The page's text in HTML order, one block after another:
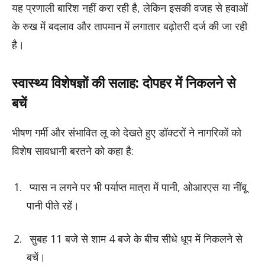
यह प्रणाली बारिश नहीं करा रही है, लेकिन इसकी वजह से हवाओं
के रुख में बदलाव और तापमान में लगातार बढ़ोतरी दर्ज की जा रही
है।
स्वास्थ्य विशेषज्ञों की सलाह: दोपहर में निकलने से
बचें
भीषण गर्मी और संभावित लू को देखते हुए डॉक्टरों ने नागरिकों को
विशेष सावधानी बरतने को कहा है:
प्यास न लगने पर भी पर्याप्त मात्रा में पानी, ओआरएस या नींबू
पानी पीते रहें।
सुबह 11 बजे से शाम 4 बजे के बीच सीधे धूप में निकलने से
बचें।